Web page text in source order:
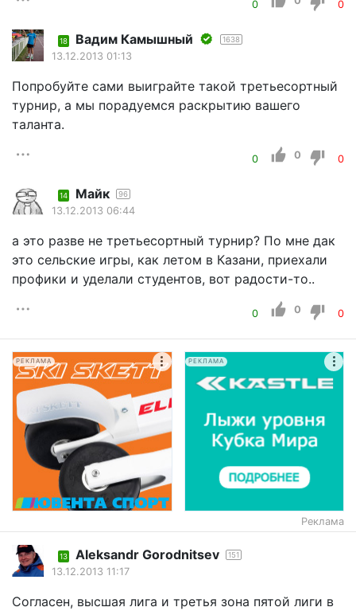
0 0
18 Вадим Камышный 1638
13.12.2013 01:13
Попробуйте сами выиграйте такой третьесортный
турнир, а мы порадуемся раскрытию вашего
таланта.
0 0 0
14 Майк 96
13.12.2013 06:44
а это разве не третьесортный турнир? По мне дак
это сельские игры, как летом в Казани, приехали
профики и уделали студентов, вот радости-то..
0 0 0
РЕКЛАМА РЕКЛАМА
Реклама
13 Aleksandr Gorodnitsev 151
13.12.2013 11:17
Согласен, высшая лига и третья зона пятой лиги в